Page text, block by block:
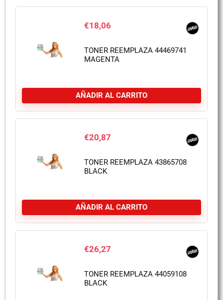
€18,06
TONER REEMPLAZA 44469741
MAGENTA
AÑADIR AL CARRITO
€20,87
TONER REEMPLAZA 43865708
BLACK
AÑADIR AL CARRITO
€26,27
TONER REEMPLAZA 44059108
BLACK